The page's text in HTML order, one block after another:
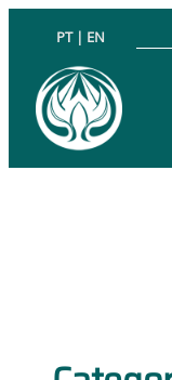
PT | EN